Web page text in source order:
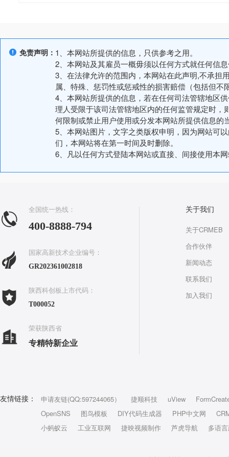
免责声明： 1、本网站所提供的信息，只供参考之用。
2、本网站及其雇员一概毋须以任何方式就任何信
3、在法律允许的范围内，本网站在此声明,不承担
属、特殊、惩罚性或惩戒性的损害赔偿（包括但
4、本网站所提供的信息，若在任何司法管辖地区
理人受限于该司法管辖地区内的任何监管规定时
何限制或禁止用户使用或分发本网站所提供信息的
5、本网站图片，文字之类版权申明，因为网站可
们，本网站将在第一时间及时删除。
6、凡以任何方式登陆本网站或直接、间接使用本
全国统一热线：
400-8888-794
国家高新技术企业编号：
GR202361002818
陕西科创板上市代码：
T000052
荣获陕西省
专精特新企业
关于我们
关于CRMEB
合作伙伴
新闻动态
联系我们
加入我们
友情链接： 申请友链(QQ:597244065） 捷顺科技 uView
OpenSNS
图鸟模板 DIY代码生成器 PHP中文网
小蚂蚁云
工业互联网 捷映视频制作 芦虎导航 多语